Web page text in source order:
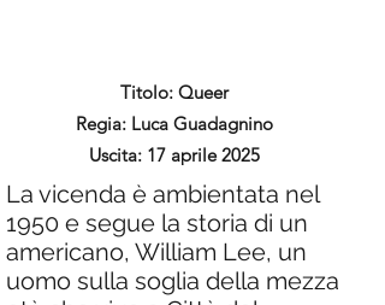
Titolo: Queer
Regia: Luca Guadagnino
Uscita: 17 aprile 2025
La vicenda è ambientata nel
1950 e segue la storia di un
americano, William Lee, un
uomo sulla soglia della mezza